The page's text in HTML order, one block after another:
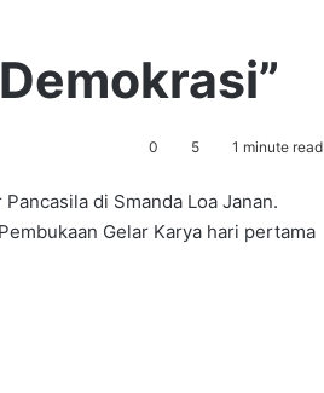
0 5 1 minute read
di Smanda Loa Janan.
Gelar Karya hari pertama